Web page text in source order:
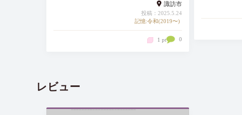
諏訪市
投稿：2025.5.24
記憶:令和(2019〜)
1 pt 0
レビュー